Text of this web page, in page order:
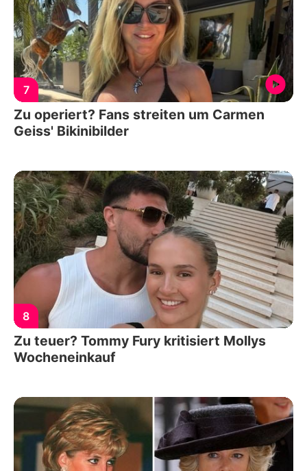
7
Zu operiert? Fans streiten um Carmen
Geiss' Bikinibilder
8
Zu teuer? Tommy Fury kritisiert Mollys
Wocheneinkauf